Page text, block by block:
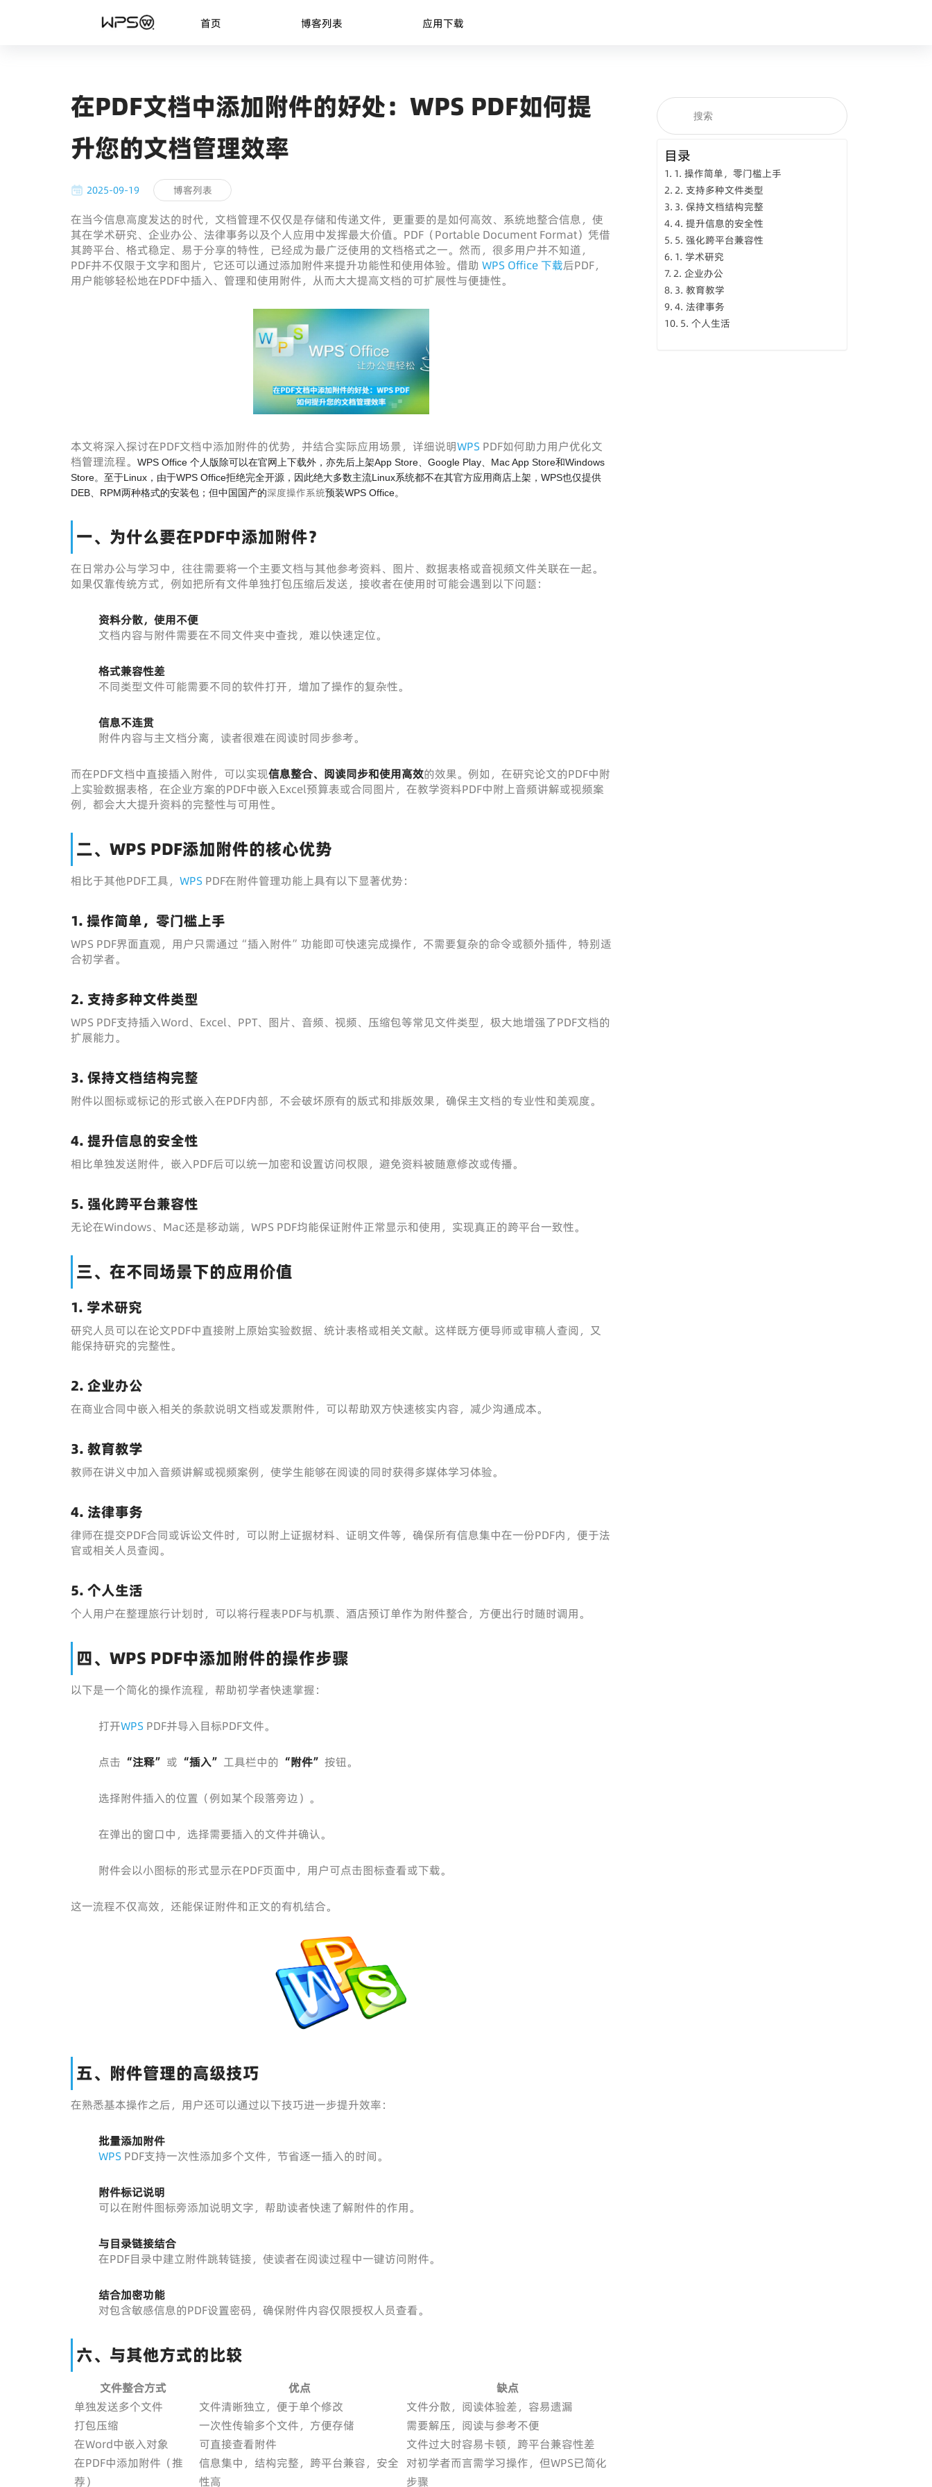
首页 博客列表 应用下载
在PDF文档中添加附件的好处：WPS PDF如何提
升您的文档管理效率
2025-09-19 博客列表
在当今信息高度发达的时代，文档管理不仅仅是存储和传递文件，更重要的是如何高效、系统地整合信息，使
其在学术研究、企业办公、法律事务以及个人应用中发挥最大价值。PDF（Portable Document Format）凭借
其跨平台、格式稳定、易于分享的特性，已经成为最广泛使用的文档格式之一。然而，很多用户并不知道，
PDF并不仅限于文字和图片，它还可以通过添加附件来提升功能性和使用体验。借助 WPS Office 下载后PDF，
用户能够轻松地在PDF中插入、管理和使用附件，从而大大提高文档的可扩展性与便捷性。
本文将深入探讨在PDF文档中添加附件的优势，并结合实际应用场景，详细说明WPS PDF如何助力用户优化文
档管理流程。
WPS Office 个人版除可以在官网上下载外，亦先后上架App Store、Google Play、Mac App Store和Windows
Store。至于Linux，由于WPS Office拒绝完全开源，因此绝大多数主流Linux系统都不在其官方应用商店上架，WPS也仅提供
DEB、RPM两种格式的安装包；但中国国产的深度操作系统预装WPS Office。
一、为什么要在PDF中添加附件？
在日常办公与学习中，往往需要将一个主要文档与其他参考资料、图片、数据表格或音视频文件关联在一起。
如果仅靠传统方式，例如把所有文件单独打包压缩后发送，接收者在使用时可能会遇到以下问题：
资料分散，使用不便
文档内容与附件需要在不同文件夹中查找，难以快速定位。
格式兼容性差
不同类型文件可能需要不同的软件打开，增加了操作的复杂性。
信息不连贯
附件内容与主文档分离，读者很难在阅读时同步参考。
而在PDF文档中直接插入附件，可以实现信息整合、阅读同步和使用高效的效果。例如，在研究论文的PDF中附
上实验数据表格，在企业方案的PDF中嵌入Excel预算表或合同图片，在教学资料PDF中附上音频讲解或视频案
例，都会大大提升资料的完整性与可用性。
二、WPS PDF添加附件的核心优势
相比于其他PDF工具， WPS PDF在附件管理功能上具有以下显著优势：
1. 操作简单，零门槛上手
WPS PDF界面直观，用户只需通过“插入附件”功能即可快速完成操作，不需要复杂的命令或额外插件，特别适
合初学者。
2. 支持多种文件类型
WPS PDF支持插入Word、Excel、PPT、图片、音频、视频、压缩包等常见文件类型，极大地增强了PDF文档的
扩展能力。
3. 保持文档结构完整
附件以图标或标记的形式嵌入在PDF内部，不会破坏原有的版式和排版效果，确保主文档的专业性和美观度。
4. 提升信息的安全性
相比单独发送附件，嵌入PDF后可以统一加密和设置访问权限，避免资料被随意修改或传播。
5. 强化跨平台兼容性
无论在Windows、Mac还是移动端，WPS PDF均能保证附件正常显示和使用，实现真正的跨平台一致性。
三、在不同场景下的应用价值
1. 学术研究
研究人员可以在论文PDF中直接附上原始实验数据、统计表格或相关文献。这样既方便导师或审稿人查阅，又
能保持研究的完整性。
2. 企业办公
在商业合同中嵌入相关的条款说明文档或发票附件，可以帮助双方快速核实内容，减少沟通成本。
3. 教育教学
教师在讲义中加入音频讲解或视频案例，使学生能够在阅读的同时获得多媒体学习体验。
4. 法律事务
律师在提交PDF合同或诉讼文件时，可以附上证据材料、证明文件等，确保所有信息集中在一份PDF内，便于法
官或相关人员查阅。
5. 个人生活
个人用户在整理旅行计划时，可以将行程表PDF与机票、酒店预订单作为附件整合，方便出行时随时调用。
四、WPS PDF中添加附件的操作步骤
以下是一个简化的操作流程，帮助初学者快速掌握：
打开WPS PDF并导入目标PDF文件。
点击 “注释” 或 “插入” 工具栏中的 “附件” 按钮。
选择附件插入的位置（例如某个段落旁边）。
在弹出的窗口中，选择需要插入的文件并确认。
附件会以小图标的形式显示在PDF页面中，用户可点击图标查看或下载。
这一流程不仅高效，还能保证附件和正文的有机结合。
五、附件管理的高级技巧
在熟悉基本操作之后，用户还可以通过以下技巧进一步提升效率：
批量添加附件
WPS PDF支持一次性添加多个文件，节省逐一插入的时间。
附件标记说明
可以在附件图标旁添加说明文字，帮助读者快速了解附件的作用。
与目录链接结合
在PDF目录中建立附件跳转链接，使读者在阅读过程中一键访问附件。
结合加密功能
对包含敏感信息的PDF设置密码，确保附件内容仅限授权人员查看。
六、与其他方式的比较
文件整合方式 优点
缺点
单独发送多个文件
文件清晰独立，便于单个修改
文件分散，阅读体验差，容易遗漏
打包压缩
一次性传输多个文件，方便存储
需要解压，阅读与参考不便
在Word中嵌入对象
可直接查看附件
文件过大时容易卡顿，跨平台兼容性差
在PDF中添加附件（推
荐）
信息集中，结构完整，跨平台兼容，安全
性高
对初学者而言需学习操作，但WPS已简化
步骤
目录
1. 操作简单，零门槛上手
2. 支持多种文件类型
3. 保持文档结构完整
4. 提升信息的安全性
5. 强化跨平台兼容性
1. 学术研究
2. 企业办公
3. 教育教学
4. 法律事务
5. 个人生活